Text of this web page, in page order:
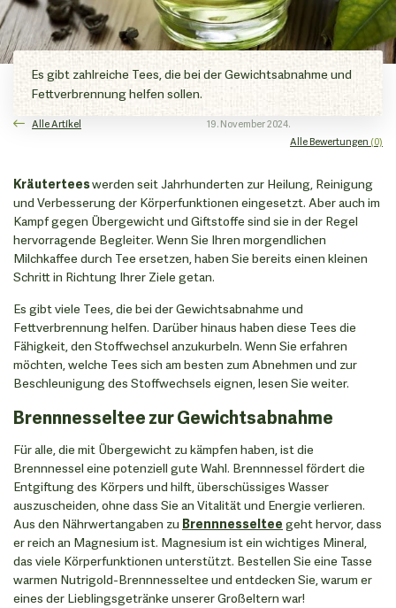
Es gibt zahlreiche Tees, die bei der Gewichtsabnahme und
Fettverbrennung helfen sollen.
Alle Artikel
19. November 2024.
Alle Bewertungen (0)
Kräuterteeswerden seit Jahrhunderten zur Heilung, Reinigung
und Verbesserung der Körperfunktionen eingesetzt. Aber auch im
Kampf gegen Übergewicht und Giftstoffe sind sie in der Regel
hervorragende Begleiter. Wenn Sie Ihren morgendlichen
Milchkaffee durch Tee ersetzen, haben Sie bereits einen kleinen
Schritt in Richtung Ihrer Ziele getan.
Es gibt viele Tees, die bei der Gewichtsabnahme und
Fettverbrennung helfen. Darüber hinaus haben diese Tees die
Fähigkeit, den Stoffwechsel anzukurbeln. Wenn Sie erfahren
möchten, welche Tees sich am besten zum Abnehmen und zur
Beschleunigung des Stoffwechsels eignen, lesen Sie weiter.
Brennnesseltee zur Gewichtsabnahme
Für alle, die mit Übergewicht zu kämpfen haben, ist die
Brennnessel eine potenziell gute Wahl. Brennnessel fördert die
Entgiftung des Körpers und hilft, überschüssiges Wasser
auszuscheiden, ohne dass Sie an Vitalität und Energie verlieren.
Aus den Nährwertangaben zu Brennnesseltee geht hervor, dass
er reich an Magnesium ist. Magnesium ist ein wichtiges Mineral,
das viele Körperfunktionen unterstützt. Bestellen Sie eine Tasse
warmen Nutrigold-Brennnesseltee und entdecken Sie, warum er
eines der Lieblingsgetränke unserer Großeltern war!